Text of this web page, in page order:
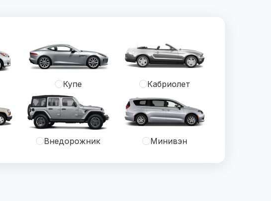
Купе Кабриолет
Внедорожник Минивэн